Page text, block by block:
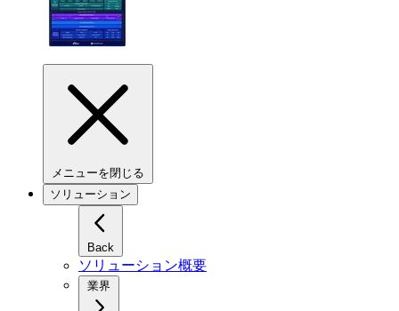
メニューを閉じる
ソリューション
Back
ソリューション概要
業界